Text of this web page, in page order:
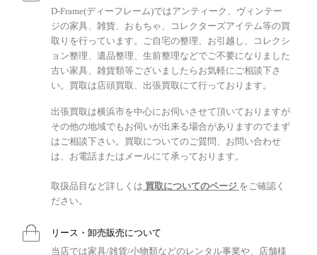
D-Frame(ディーフレーム)ではアンティーク、ヴィンテー
ジの家具、雑貨、おもちゃ、コレクターズアイテム等の買
取りを行っています。ご自宅の整理、お引越し、コレクシ
ョン整理、遺品整理、生前整理などでご不要になりました
古い家具、雑貨類等ございましたらお気軽にご相談下さ
い。買取は店頭買取、出張買取にて行っております。
出張買取は横浜市を中心にお伺いさせて頂いておりますが
その他の地域でもお伺いが出来る場合がありますのでまず
はご相談下さい。買取についてのご質問、お問い合わせ
は、お電話またはメールにて承っております。
取扱品目など詳しくは 買取についてのページ をご確認く
ださい。
リース・卸売販売について
当店では家具/雑貨/小物類などのレンタル事業や、店舗様